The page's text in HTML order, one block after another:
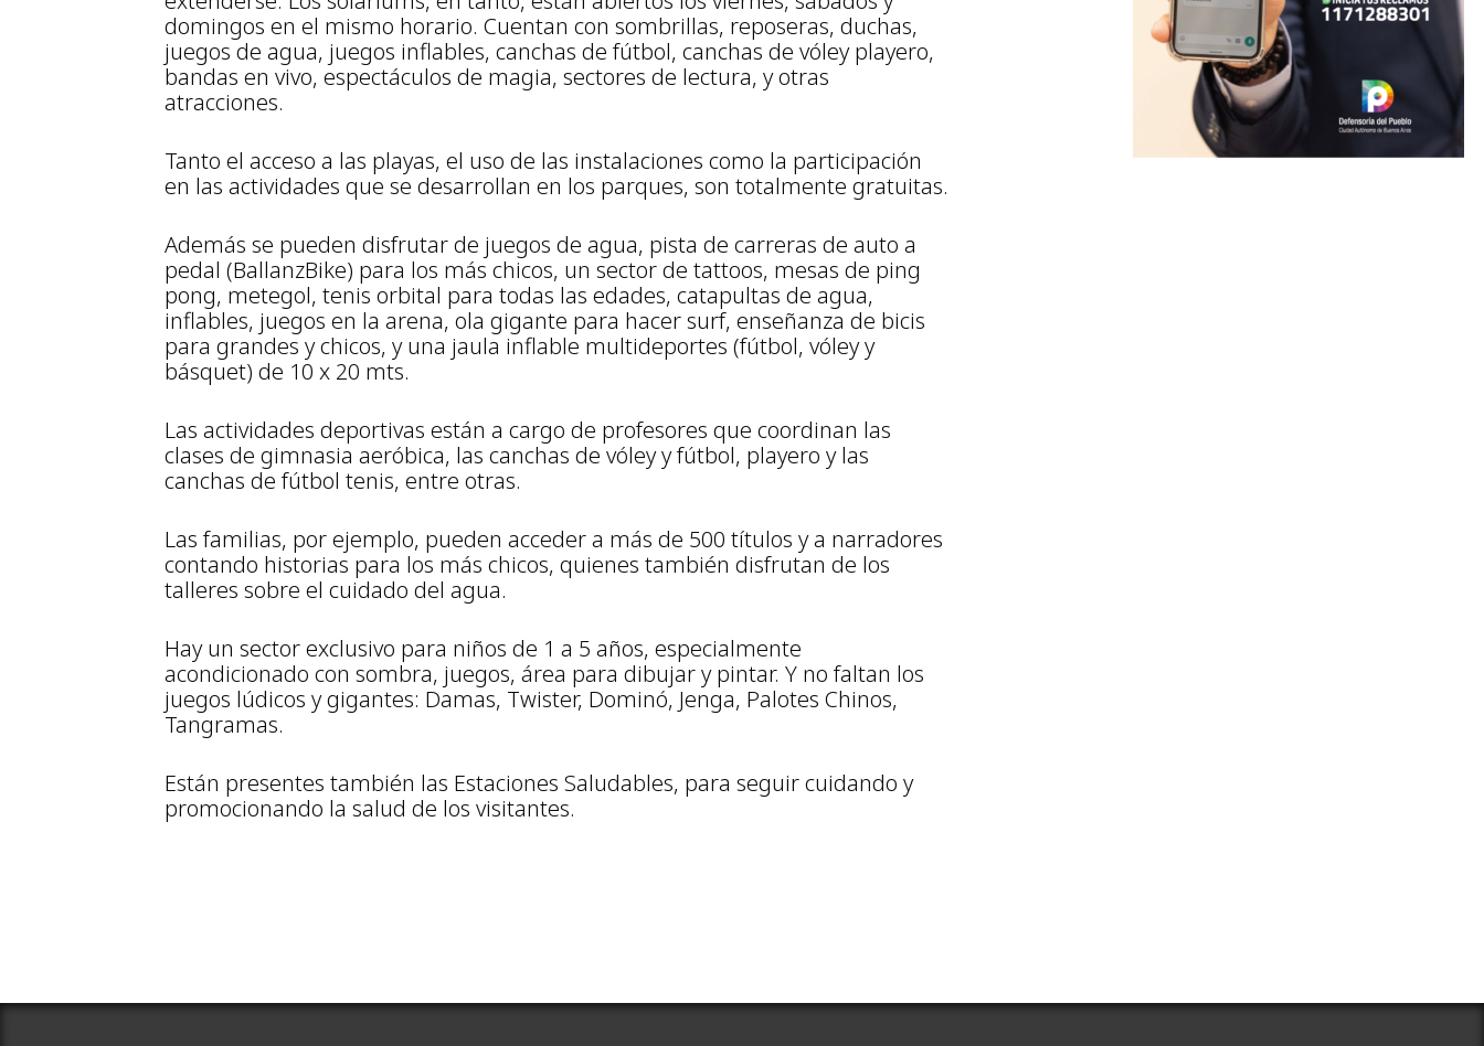
domingos en el mismo horario. Cuentan con sombrillas, reposeras, duchas,
juegos de agua, juegos inflables, canchas de fútbol, canchas de vóley playero,
bandas en vivo, espectáculos de magia, sectores de lectura, y otras
atracciones.
Tanto el acceso a las playas, el uso de las instalaciones como la participación
en las actividades que se desarrollan en los parques, son totalmente gratuitas.
Además se pueden disfrutar de juegos de agua, pista de carreras de auto a
pedal (BallanzBike) para los más chicos, un sector de tattoos, mesas de ping
pong, metegol, tenis orbital para todas las edades, catapultas de agua,
inflables, juegos en la arena, ola gigante para hacer surf, enseñanza de bicis
para grandes y chicos, y una jaula inflable multideportes (fútbol, vóley y
básquet) de 10 x 20 mts.
Las actividades deportivas están a cargo de profesores que coordinan las
clases de gimnasia aeróbica, las canchas de vóley y fútbol, playero y las
canchas de fútbol tenis, entre otras.
Las familias, por ejemplo, pueden acceder a más de 500 títulos y a narradores
contando historias para los más chicos, quienes también disfrutan de los
talleres sobre el cuidado del agua.
Hay un sector exclusivo para niños de 1 a 5 años, especialmente
acondicionado con sombra, juegos, área para dibujar y pintar. Y no faltan los
juegos lúdicos y gigantes: Damas, Twister, Dominó, Jenga, Palotes Chinos,
Tangramas.
Están presentes también las Estaciones Saludables, para seguir cuidando y
promocionando la salud de los visitantes.